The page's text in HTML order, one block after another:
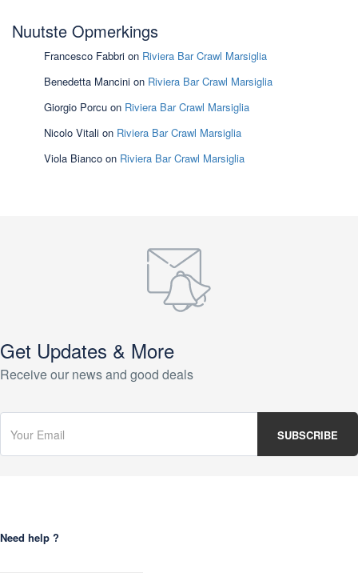
Nuutste Opmerkings
Francesco Fabbri on Riviera Bar Crawl Marsiglia
Benedetta Mancini on Riviera Bar Crawl Marsiglia
Giorgio Porcu on Riviera Bar Crawl Marsiglia
Nicolo Vitali on Riviera Bar Crawl Marsiglia
Viola Bianco on Riviera Bar Crawl Marsiglia
Get Updates & More
Receive our news and good deals
Need help ?